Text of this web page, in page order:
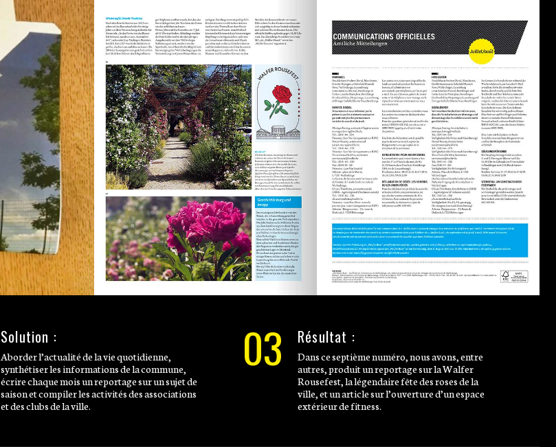
Solution :
Aborder l’actualité de la vie quotidienne,
synthétiser les informations de la commune,
écrire chaque mois un reportage sur un sujet de
saison et compiler les activités des associations
et des clubs de la ville.
03 Résultat :
Dans ce septième numéro, nous avons, entre
autres, produit un reportage sur la Walfer
Rousefest, la légendaire fête des roses de la
ville, et un article sur l’ouverture d’un espace
extérieur de fitness.